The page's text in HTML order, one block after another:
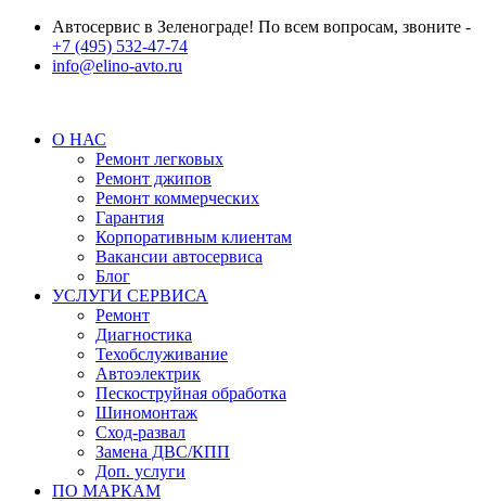
Автосервис в Зеленограде! По всем вопросам, звоните -
+7 (495) 532-47-74
info@elino-avto.ru
О НАС
Ремонт легковых
Ремонт джипов
Ремонт коммерческих
Гарантия
Корпоративным клиентам
Вакансии автосервиса
Блог
УСЛУГИ СЕРВИСА
Ремонт
Диагностика
Техобслуживание
Автоэлектрик
Пескоструйная обработка
Шиномонтаж
Сход-развал
Замена ДВС/КПП
Доп. услуги
ПО МАРКАМ